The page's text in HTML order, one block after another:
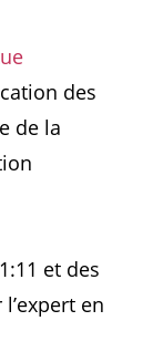
des
de la
et des
en